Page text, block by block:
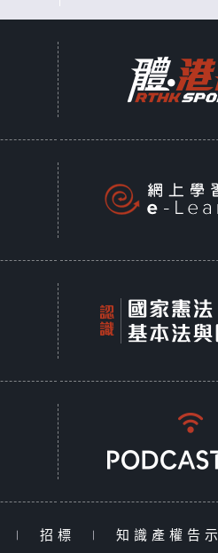
| 招標 | 知識產權告